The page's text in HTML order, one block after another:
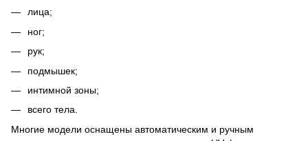
лица;
ног;
рук;
подмышек;
интимной зоны;
всего тела.
Многие модели оснащены автоматическим и ручным